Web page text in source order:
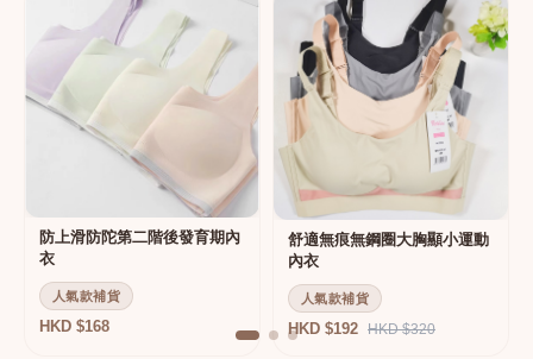
防上滑防陀第二階後發育期內
衣
人氣款補貨
HKD $168
舒適無痕無鋼圈大胸顯小運動
內衣
人氣款補貨
HKD $192 HKD $320